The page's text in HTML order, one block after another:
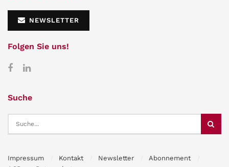
NEWSLETTER
Folgen Sie uns!
Suche
Impressum Kontakt Newsletter
Abonnement